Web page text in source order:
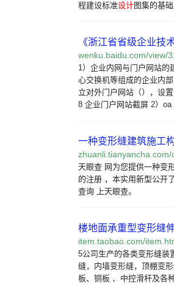
程建设标准设计图集的基
《浙江省省级企业技
wenku.baidu.com/view/
1）企业内网与门户网站的
心交换机等组成的企业内
立对外门户网站（），设
8 企业门户网站截屏 2）oa
一种变形缝建筑施工
天眼查 网为您提供一种变
的注册 ，本实用新型公开
查询 上天眼查。
楼地面承重型变形缝
item.taobao.com/
5公司生产的各类变形缝装
缝，内墙变形缝，顶棚变
板、铜板 、中控滑杆及各